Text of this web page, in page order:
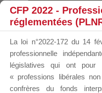
CFP 2022 -
réglementées
La loi n°2022-172 du 14
professionnelle
législatives qui ont pour
« professions libérales
confrères du fonds